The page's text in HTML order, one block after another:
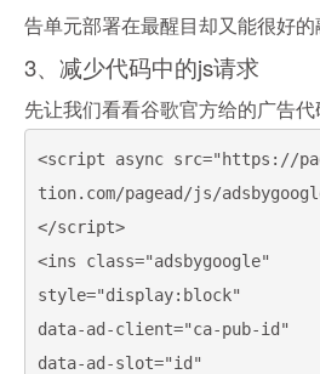
告单元部署在最醒目却又能很好的
3、减少代码中的js请求
先让我们看看谷歌官方给的广告代
<script async src="https://
tion.com/pagead/js/
</script>
<ins class="adsbygoogle"
style="display:block"
data-ad-client="ca-pub-id"
data-ad-slot="id"